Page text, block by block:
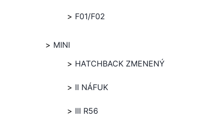
F01/F02
MINI
HATCHBACK ZMENENÝ
II NÁFUK
III R56